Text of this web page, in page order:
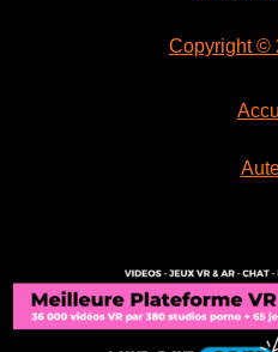
Copyright ©